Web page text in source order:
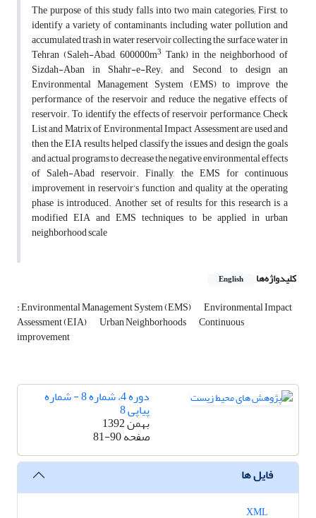
The purpose of this study falls into two main categories; First, to
identify a variety of contaminants, including water pollution and
accumulated trash in water reservoir collecting the surface water in
Tehran (Saleh-Abad, 600000m3 Tank) in the neighborhood of
Sizdah-Aban in Shahr-e-Rey; and Second, to design an
Environmental Management System (EMS) to improve the
performance of the reservoir and reduce the negative effects of
reservoir. To identify the effects of reservoir performance, Check
List and Matrix of Environmental Impact Assessment are used and
then the EIA results helped classify the issues and design the goals
and actual programs to decrease the negative environmental effects
of Saleh-Abad reservoir. Finally, the EMS for continuous
improvement in reservoir’s function and quality at the operating
phase is introduced. Another set of results for this research is a
modified EIA and EMS techniques to be applied in urban
neighborhood scale
کلیدواژه‌ها English
: Environmental Management System (EMS) Environmental Impact
Assessment (EIA) Urban Neighborhoods Continuous
improvement
دوره 4، شماره 8 - شماره
پیاپی 8
بهمن 1392
صفحه81-90
فایل ها